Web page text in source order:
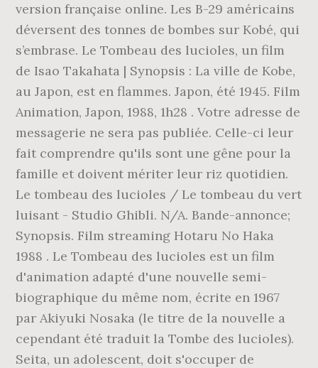
version française online. Les B-29 américains
déversent des tonnes de bombes sur Kobé, qui
s’embrase. Le Tombeau des lucioles, un film
de Isao Takahata | Synopsis : La ville de Kobe,
au Japon, est en flammes. Japon, été 1945. Film
Animation, Japon, 1988, 1h28 . Votre adresse de
messagerie ne sera pas publiée. Celle-ci leur
fait comprendre qu'ils sont une gêne pour la
famille et doivent mériter leur riz quotidien.
Le tombeau des lucioles / Le tombeau du vert
luisant - Studio Ghibli. N/A. Bande-annonce;
Synopsis. Film streaming Hotaru No Haka
1988 . Le Tombeau des lucioles est un film
d'animation adapté d'une nouvelle semi-
biographique du même nom, écrite en 1967
par Akiyuki Nosaka (le titre de la nouvelle a
cependant été traduit la Tombe des lucioles).
Seita, un adolescent, doit s'occuper de